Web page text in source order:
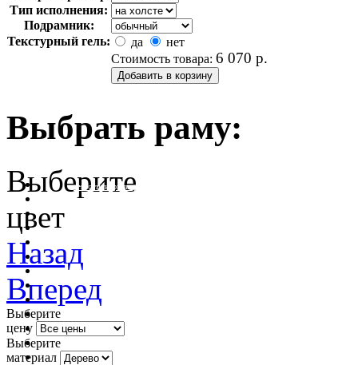
Тип исполнения:
Подрамник:
Текстурный гель:
да
нет
Стоимость товара: 6 070 р.
Выбрать раму:
очистить фильтр цвета
Выберите
цвет
Назад
Вперед
Выберите
цену
Выберите
материал